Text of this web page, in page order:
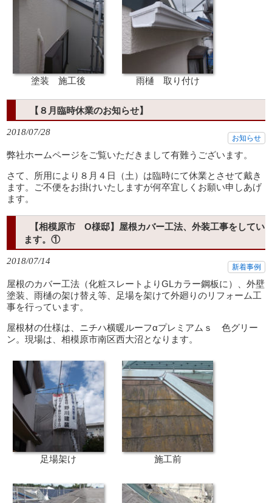
塗装 施工後 雨樋 取り付け
【８月臨時休業のお知らせ】
2018/07/28
お知らせ
弊社ホームページをご覧いただきまして有難うございます。
さて、所用により８月４日（土）は臨時にて休業とさせて戴き
ます。ご不便をお掛けいたしますが何卒宜しくお願い申しあげ
ます。
【相模原市 O様邸】屋根カバー工法、外装工事をしてい
ます。①
2018/07/14
新着事例
屋根のカバー工法（化粧スレートよりGLカラー鋼板に）、外壁
塗装、雨樋の架け替え等、足場を架けて外廻りのリフォーム工
事を行っています。
屋根材の仕様は、ニチハ横暖ルーフαプレミアムｓ 色グリー
ン。現場は、相模原市南区西大沼となります。
足場架け 施工前